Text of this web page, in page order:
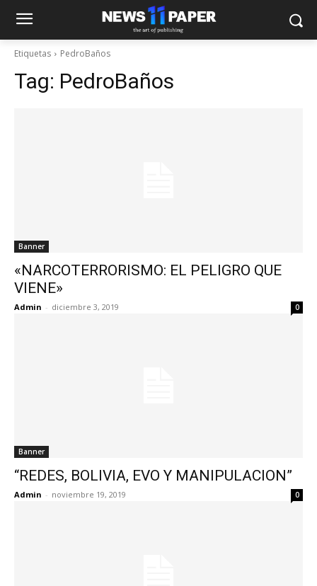
Etiquetas PedroBaños
Tag: PedroBaños
Banner
«NARCOTERRORISMO: EL PELIGRO QUE
VIENE»
Admin - diciembre 3, 2019 0
Banner
“REDES, BOLIVIA, EVO Y MANIPULACION”
Admin - noviembre 19, 2019 0